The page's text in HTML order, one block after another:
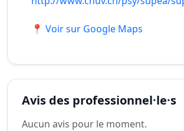
📍 Voir sur Google Maps
Avis des professionnel·le·s
Aucun avis pour le moment.